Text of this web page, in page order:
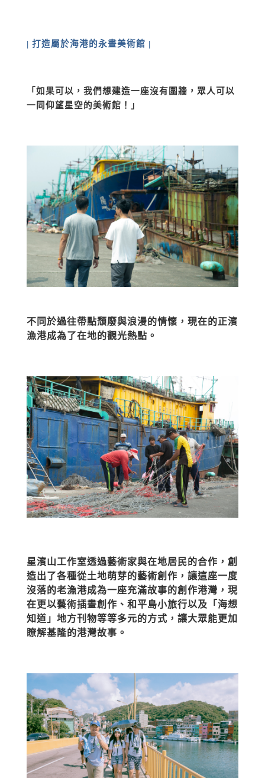
| 打造屬於海港的永晝美術館 |
「如果可以，我們想建造一座沒有圍牆，眾人可以
一同仰望星空的美術館！」
不同於過往帶點頹廢與浪漫的情懷，現在的正濱
漁港成為了在地的觀光熱點。
星濱山工作室透過藝術家與在地居民的合作，創
造出了各種從土地萌芽的藝術創作，讓這座一度
沒落的老漁港成為一座充滿故事的創作港灣，現
在更以藝術插畫創作、和平島小旅行以及「海想
知道」地方刊物等等多元的方式，讓大眾能更加
瞭解基隆的港灣故事。